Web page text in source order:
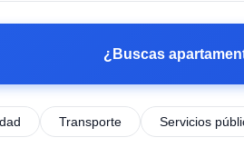
¿Buscas
Transporte Servicios